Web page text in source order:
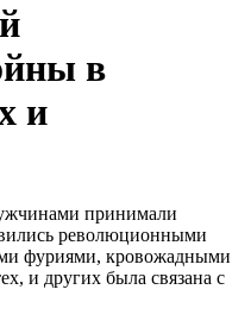
в
и
принимали
революционными
фуриями, кровожадными
и других была связана с